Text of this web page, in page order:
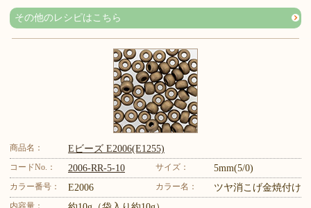
その他のレシピはこちら
商品名： Eビーズ E2006(E1255)
コードNo.： 2006-RR-5-10 サイズ： 5mm(5/0)
カラー番号： E2006 カラー名： ツヤ消こげ金焼付け
内容量：